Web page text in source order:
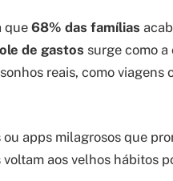
que 68% das famílias
de gastos surge como a
reais, como viagens
apps milagrosos que
aos velhos hábitos